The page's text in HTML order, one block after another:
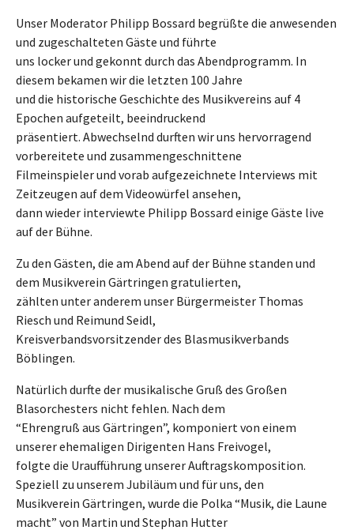
Unser Moderator Philipp Bossard begrüßte die anwesenden
und zugeschalteten Gäste und führte
uns locker und gekonnt durch das Abendprogramm. In
diesem bekamen wir die letzten 100 Jahre
und die historische Geschichte des Musikvereins auf 4
Epochen aufgeteilt, beeindruckend
präsentiert. Abwechselnd durften wir uns hervorragend
vorbereitete und zusammengeschnittene
Filmeinspieler und vorab aufgezeichnete Interviews mit
Zeitzeugen auf dem Videowürfel ansehen,
dann wieder interviewte Philipp Bossard einige Gäste live
auf der Bühne.
Zu den Gästen, die am Abend auf der Bühne standen und
dem Musikverein Gärtringen gratulierten,
zählten unter anderem unser Bürgermeister Thomas
Riesch und Reimund Seidl,
Kreisverbandsvorsitzender des Blasmusikverbands
Böblingen.
Natürlich durfte der musikalische Gruß des Großen
Blasorchesters nicht fehlen. Nach dem
“Ehrengruß aus Gärtringen”, komponiert von einem
unserer ehemaligen Dirigenten Hans Freivogel,
folgte die Uraufführung unserer Auftragskomposition.
Speziell zu unserem Jubiläum und für uns, den
Musikverein Gärtringen, wurde die Polka “Musik, die Laune
macht” von Martin und Stephan Hutter